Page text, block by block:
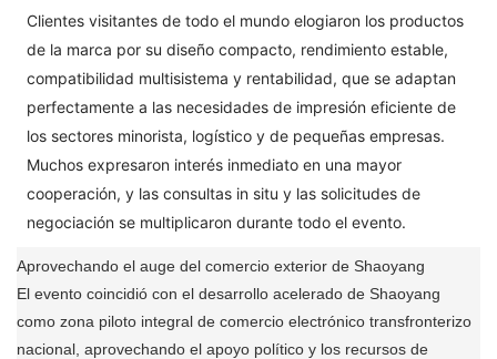
Clientes visitantes de todo el mundo elogiaron los productos
de la marca por su diseño compacto, rendimiento estable,
compatibilidad multisistema y rentabilidad, que se adaptan
perfectamente a las necesidades de impresión eficiente de
los sectores minorista, logístico y de pequeñas empresas.
Muchos expresaron interés inmediato en una mayor
cooperación, y las consultas in situ y las solicitudes de
negociación se multiplicaron durante todo el evento.
Aprovechando el auge del comercio exterior de Shaoyang
El evento coincidió con el desarrollo acelerado de Shaoyang
como zona piloto integral de comercio electrónico transfronterizo
nacional, aprovechando el apoyo político y los recursos de